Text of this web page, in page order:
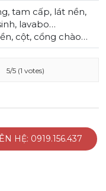
tam cấp, lát nền,
lavabo…
cột, cổng chào…
5/5 (1 votes)
HỆ: 0919.156.437